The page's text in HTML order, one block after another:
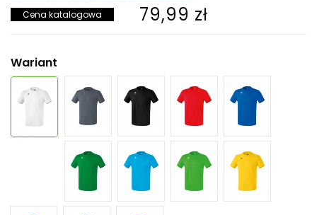
Cena katalogowa 79,99 zł
Wariant